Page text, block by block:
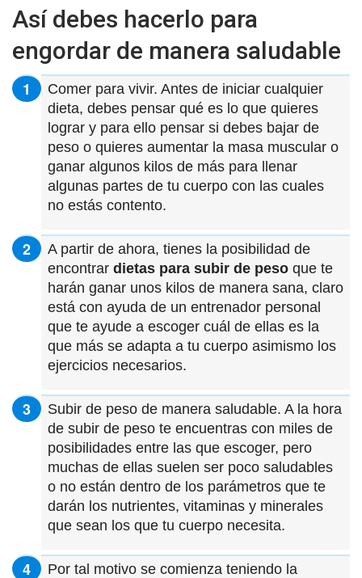
Así debes hacerlo para
engordar de manera saludable
Comer para vivir. Antes de iniciar cualquier
dieta, debes pensar qué es lo que quieres
lograr y para ello pensar si debes bajar de
peso o quieres aumentar la masa muscular o
ganar algunos kilos de más para llenar
algunas partes de tu cuerpo con las cuales
no estás contento.
A partir de ahora, tienes la posibilidad de
encontrar dietas para subir de peso que te
harán ganar unos kilos de manera sana, claro
está con ayuda de un entrenador personal
que te ayude a escoger cuál de ellas es la
que más se adapta a tu cuerpo asimismo los
ejercicios necesarios.
Subir de peso de manera saludable. A la hora
de subir de peso te encuentras con miles de
posibilidades entre las que escoger, pero
muchas de ellas suelen ser poco saludables
o no están dentro de los parámetros que te
darán los nutrientes, vitaminas y minerales
que sean los que tu cuerpo necesita.
Por tal motivo se comienza teniendo la